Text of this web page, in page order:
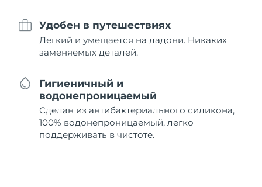
Удобен в путешествиях
Легкий и умещается на ладони. Никаких
заменяемых деталей.
Гигиеничный и
водонепроницаемый
Сделан из антибактериального силикона,
100% водонепроницаемый, легко
поддерживать в чистоте.